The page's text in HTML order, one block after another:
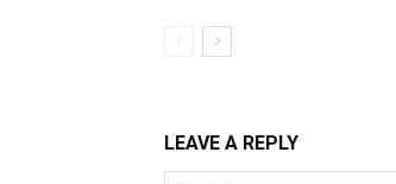
LEAVE A REPLY